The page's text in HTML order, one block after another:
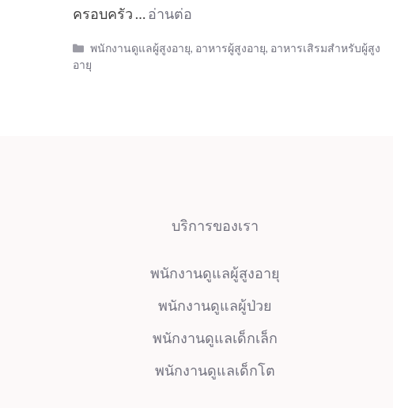
ครอบครัว …อ่านต่อ
Categories
พนักงานดูแลผู้สูงอายุ, อาหารผู้สูงอายุ, อาหารเสิรมสำหรับผู้สูง
อายุ
บริการของเรา
พนักงานดูแลผู้สูงอายุ
พนักงานดูแลผู้ป่วย
พนักงานดูแลเด็กเล็ก
พนักงานดูแลเด็กโต